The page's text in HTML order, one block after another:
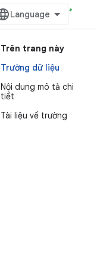
Trên trang này
Trường dữ liệu
Nội dung mô tả chi
tiết
Tài liệu về trường